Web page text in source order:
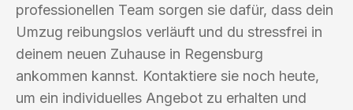
professionellen Team sorgen sie dafür, dass dein
Umzug reibungslos verläuft und du stressfrei in
deinem neuen Zuhause in Regensburg
ankommen kannst. Kontaktiere sie noch heute,
um ein individuelles Angebot zu erhalten und